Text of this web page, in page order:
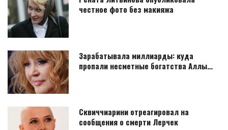
честное фото без макияжа
Зарабатывала миллиарды: куда
пропали несметные богатства Аллы…
Сквиччиарини отреагировал на
сообщения о смерти Лерчек